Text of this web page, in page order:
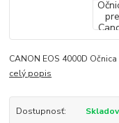
CANON EOS 4000D
celý popis
Dostupnosť: